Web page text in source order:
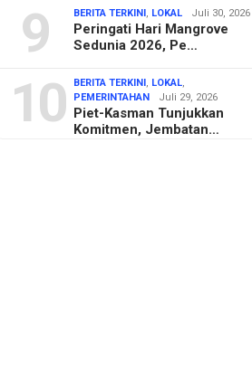
9 BERITA TERKINI , LOKAL Juli 30, 2026
Peringati Hari Mangrove
Sedunia 2026, Pe…
10 BERITA TERKINI , LOKAL,
PEMERINTAHAN
Juli 29, 2026
Piet-Kasman Tunjukkan
Komitmen, Jembatan…